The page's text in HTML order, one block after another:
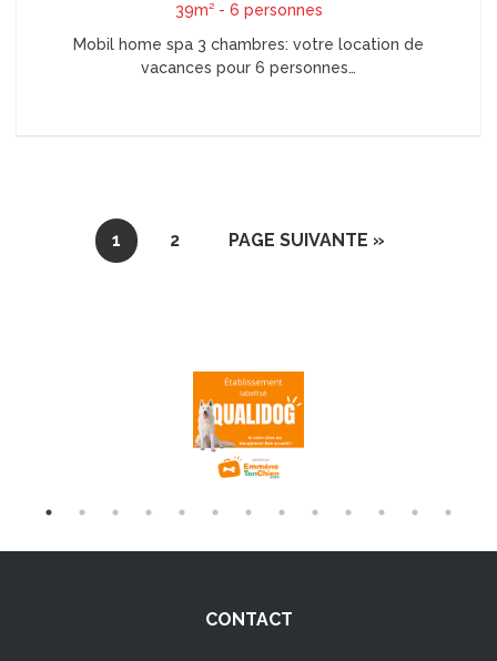
39m² - 6 personnes
Mobil home spa 3 chambres: votre location de
vacances pour 6 personnes…
1 2 PAGE SUIVANTE »
CONTACT